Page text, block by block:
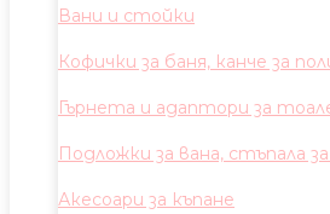
Вани и стойки
Кофички за баня, канче за
Гърнета и адаптори за
Подложки за вана, стъпала
Акесоари за къпане